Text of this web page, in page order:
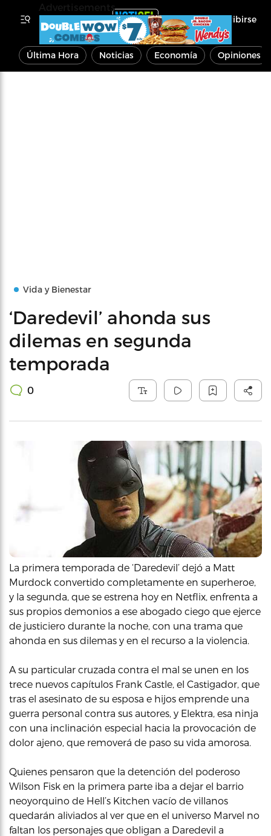
Inscribirse
Última Hora Noticias Economía Opiniones
Vida y Bienestar
‘Daredevil’ ahonda sus
dilemas en segunda
temporada
0
La primera temporada de ‘Daredevil’ dejó a Matt
Murdock convertido completamente en superheroe,
y la segunda, que se estrena hoy en Netflix, enfrenta a
sus propios demonios a ese abogado ciego que ejerce
de justiciero durante la noche, con una trama que
ahonda en sus dilemas y en el recurso a la violencia.
A su particular cruzada contra el mal se unen en los
trece nuevos capítulos Frank Castle, el Castigador, que
tras el asesinato de su esposa e hijos emprende una
guerra personal contra sus autores, y Elektra, esa ninja
con una inclinación especial hacia la provocación de
dolor ajeno, que removerá de paso su vida amorosa.
Quienes pensaron que la detención del poderoso
Wilson Fisk en la primera parte iba a dejar el barrio
neoyorquino de Hell’s Kitchen vacío de villanos
quedarán aliviados al ver que en el universo Marvel no
faltan los personajes que obligan a Daredevil a
Advertisements